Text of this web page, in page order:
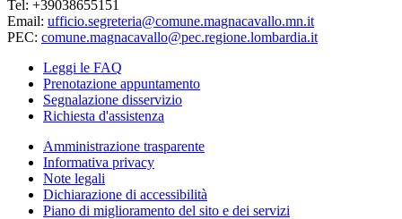
Tel: +39038655151
Email: ufficio.segreteria@comune.magnacavallo.mn.it
PEC: comune.magnacavallo@pec.regione.lombardia.it
Leggi le FAQ
Prenotazione appuntamento
Segnalazione disservizio
Richiesta d'assistenza
Amministrazione trasparente
Informativa privacy
Note legali
Dichiarazione di accessibilità
Piano di miglioramento del sito e dei servizi